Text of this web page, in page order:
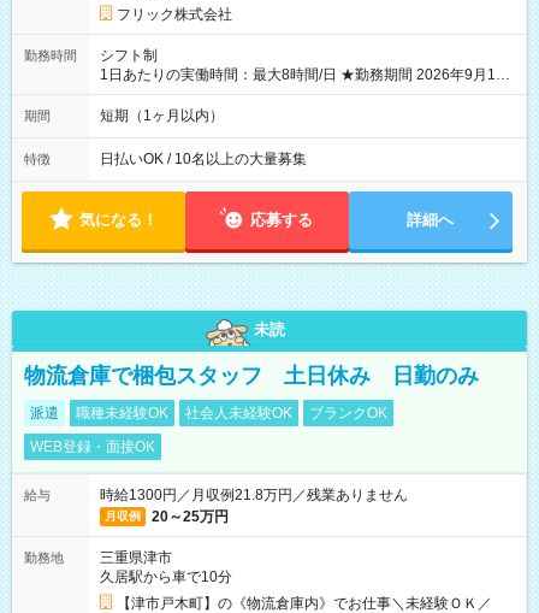
フリック株式会社
勤務時間
シフト制
1日あたりの実働時間：最大8時間/日 ★勤務期間 2026年9月16
日~2026年10月23日 短期勤務OK! 期間中フル勤務できる方優遇
※週3~5日勤務(勤務日数応相談) ※期間前から勤務スタートも可
り ※夜勤シフトあり
期間 短期（1ヶ月以内）
特徴 日払いOK / 10名以上の大量募集
気になる！ 応募する 詳細へ
未読
物流倉庫で梱包スタッフ 土日休み 日勤のみ
派遣 職種未経験OK 社会人未経験OK
ブランクOK
WEB登録・面接OK
給与 時給1300円／月収例21.8万円／残業ありません
月収例 20～25万円
勤務地
三重県津市
久居駅から車で10分
【津市戸木町】の《物流倉庫内》でお仕事＼未経験ＯＫ／